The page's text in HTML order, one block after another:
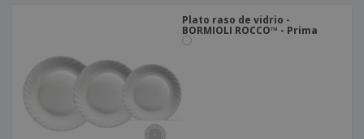
Plato raso de vidrio -
BORMIOLI ROCCO™ - Prima